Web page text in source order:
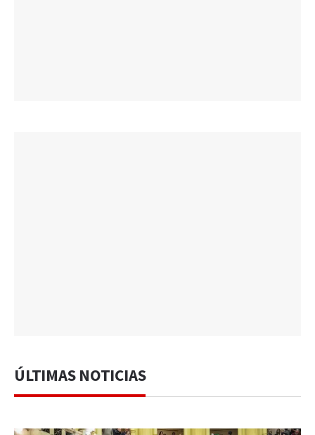
ÚLTIMAS NOTICIAS